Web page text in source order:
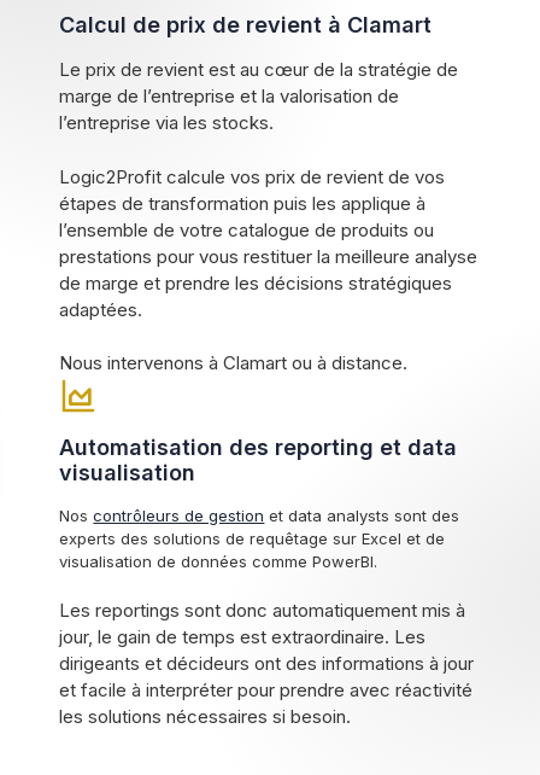
Calcul de prix de revient à Clamart
Le prix de revient est au cœur de la stratégie de
marge de l’entreprise et la valorisation de
l’entreprise via les stocks.
Logic2Profit calcule vos prix de revient de vos
étapes de transformation puis les applique à
l’ensemble de votre catalogue de produits ou
prestations pour vous restituer la meilleure analyse
de marge et prendre les décisions stratégiques
adaptées.
Nous intervenons à Clamart ou à distance.
Automatisation des reporting et data
visualisation
Noscontrôleurs de gestion et data analysts sont des
experts des solutions de requêtage sur Excel et de
visualisation de données comme PowerBI.
Les reportings sont donc automatiquement mis à
jour, le gain de temps est extraordinaire. Les
dirigeants et décideurs ont des informations à jour
et facile à interpréter pour prendre avec réactivité
les solutions nécessaires si besoin.